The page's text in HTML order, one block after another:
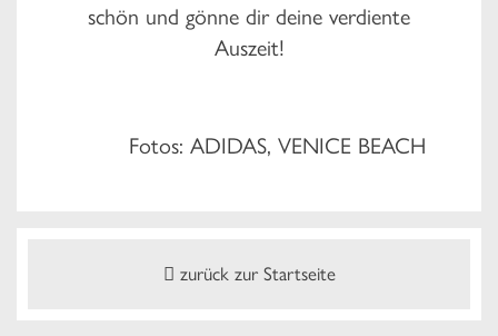
schön und gönne dir deine verdiente
Auszeit!
Fotos: ADIDAS, VENICE BEACH
zurück zur Startseite